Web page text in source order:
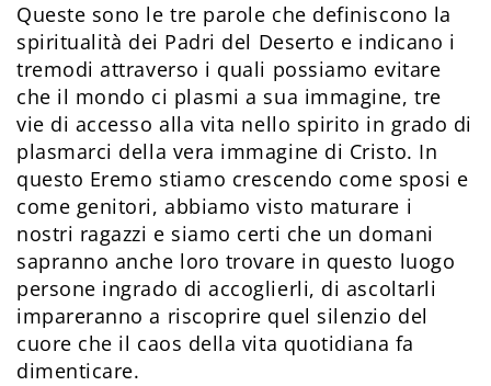
Queste sono le tre parole che definiscono la
spiritualità dei Padri del Deserto e indicano i
tremodi attraverso i quali possiamo evitare
che il mondo ci plasmi a sua immagine, tre
vie di accesso alla vita nello spirito in grado di
plasmarci della vera immagine di Cristo. In
questo Eremo stiamo crescendo come sposi e
come genitori, abbiamo visto maturare i
nostri ragazzi e siamo certi che un domani
sapranno anche loro trovare in questo luogo
persone ingrado di accoglierli, di ascoltarli
impareranno a riscoprire quel silenzio del
cuore che il caos della vita quotidiana fa
dimenticare.